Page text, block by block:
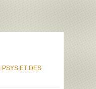
PSYS ET DES